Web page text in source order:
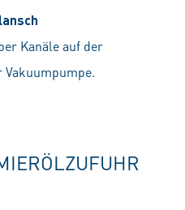
Kanäle auf der